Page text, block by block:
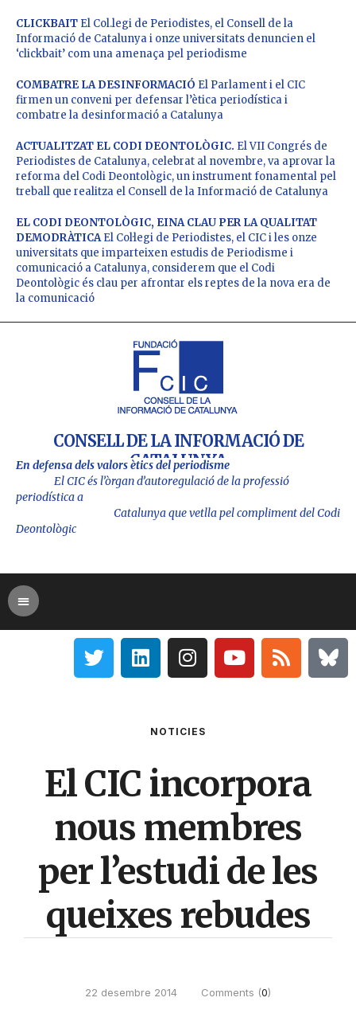
CLICKBAIT El Col.legi de Periodistes, el Consell de la
Informació de Catalunya i onze universitats denuncien el
‘clickbait’ com una amenaça pel periodisme
COMBATRE LA DESINFORMACIÓ El Parlament i el CIC
firmen un conveni per defensar l’ètica periodística i
combatre la desinformació a Catalunya
ACTUALITZAT EL CODI DEONTOLÒGIC. El VII Congrés de
Periodistes de Catalunya, celebrat al novembre, va aprovar la
reforma del Codi Deontològic, un instrument fonamental pel
treball que realitza el Consell de la Informació de Catalunya
EL CODI DEONTOLÒGIC, EINA CLAU PER LA QUALITAT
DEMODRÀTICAEl Col·legi de Periodistes, el CIC i les onze
universitats que imparteixen estudis de Periodisme i
comunicació a Catalunya, considerem que el Codi
Deontològic és clau per afrontar els reptes de la nova era de
la comunicació
CONSELL DE LA INFORMACIÓ DE
CATALUNYA
En defensa dels valors ètics del periodisme
El CIC és l’òrgan d’autoregulació de la professió
periodística a
Catalunya que vetlla pel compliment del Codi
Deontològic
NOTICIES
El CIC incorpora
nous membres
per l’estudi de les
queixes rebudes
22 desembre 2014 Comments (0)